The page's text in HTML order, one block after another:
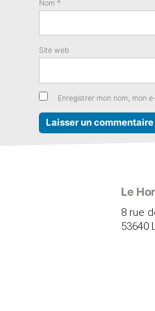
Nom *
Site web
Enregistrer mon nom, mon
Le
8 rue
53640